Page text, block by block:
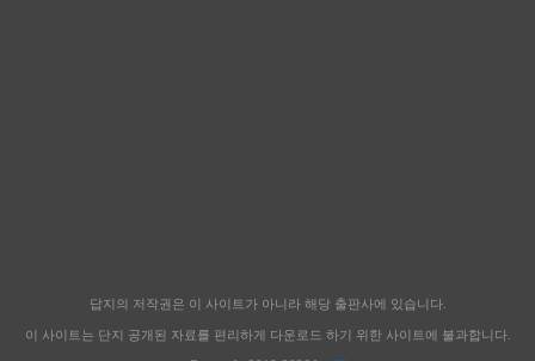
답지의 저작권은 이 사이트가 아니라 해당 출판사에 있습니다.
이 사이트는 단지 공개된 자료를 편리하게 다운로드 하기 위한 사이트에 불과합니다.